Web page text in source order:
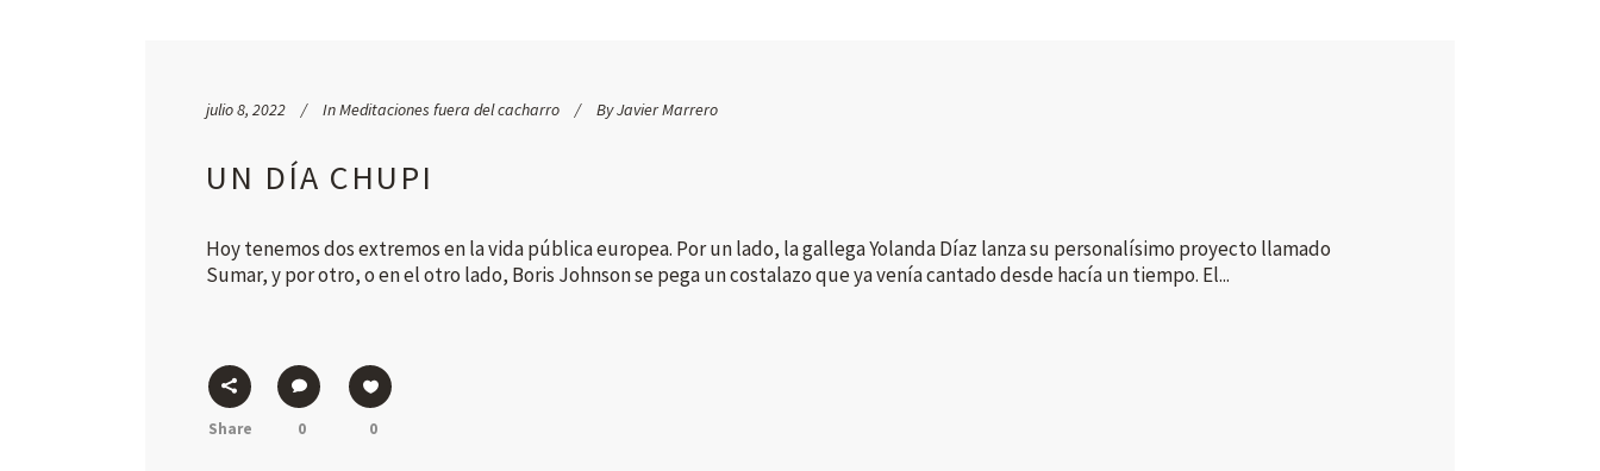
julio 8, 2022 InMeditaciones fuera del cacharro ByJavier Marrero
UN DÍA CHUPI
Hoy tenemos dos extremos en la vida pública europea. Por un lado, la gallega Yolanda Díaz lanza su personalísimo proyecto llamado
Sumar, y por otro, o en el otro lado, Boris Johnson se pega un costalazo que ya venía cantado desde hacía un tiempo. El...
Share 0 0